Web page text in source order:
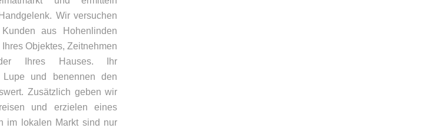
Wir versuchen
aus Hohenlinden
Objektes, Zeitnehmen
Ihres Hauses. Ihr
und benennen den
Zusätzlich geben wir
und erzielen eines
im lokalen Markt sind nur